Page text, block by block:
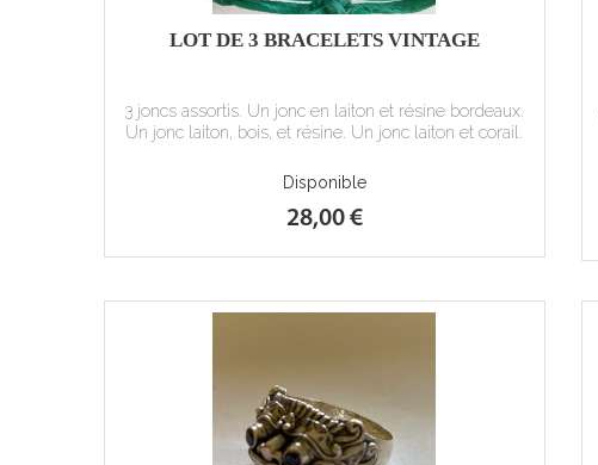
LOT DE 3 BRACELETS VINTAGE
3 joncs assortis. Un jonc en laiton et résine bordeaux.
Un jonc laiton, bois, et résine. Un jonc laiton et corail.
Disponible
28,00 €